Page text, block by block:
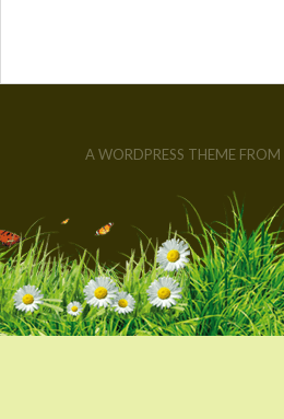
A WORDPRESS THEME FROM